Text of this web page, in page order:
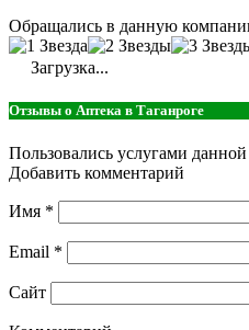
Обращались в данную
Загрузка...
Отзывы о Аптека в Таганроге
Пользовались услугами
Добавить комментарий
Имя *
Email *
Сайт